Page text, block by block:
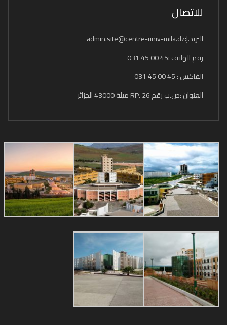
للاتصال
البريد.إ:admin.site@centre-univ-mila.dz
رقم الهاتف :45 00 45 031
الفاكس : 45 00 45 031
العنوان :ص.ب رقم 26 .RP ميلة 43000 الجزائر